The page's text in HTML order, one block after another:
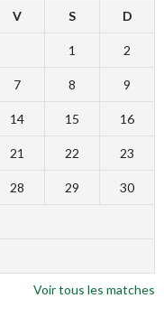
V S D
1 2
7 8 9
14 15 16
21 22 23
28 29 30
Voir tous les matches